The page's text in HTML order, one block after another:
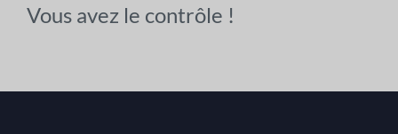
Vous avez le contrôle !